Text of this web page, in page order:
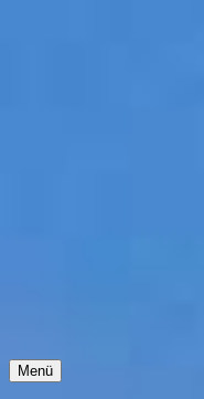
Menü İçeriğe
atla